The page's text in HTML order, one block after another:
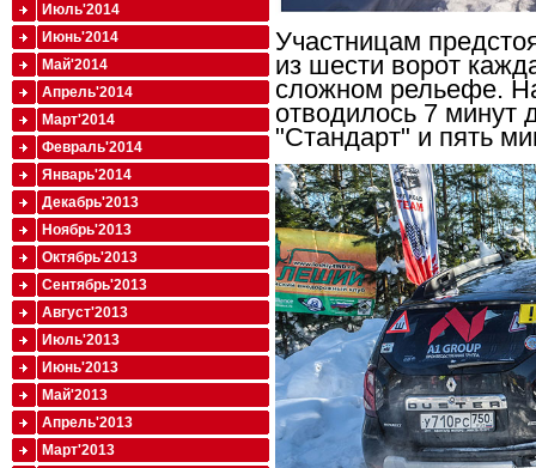
Участницам
из шести ворот
сложном рельефе.
отводилось 7 минут
"Стандарт" и пять
Июль'2014
Июнь'2014
Май'2014
Апрель'2014
Март'2014
Февраль'2014
Январь'2014
Декабрь'2013
Ноябрь'2013
Октябрь'2013
Сентябрь'2013
Август'2013
Июль'2013
Июнь'2013
Май'2013
Апрель'2013
Март'2013